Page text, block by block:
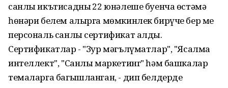
санлы икътисадның 22 юнәлеше буенча өстәмә
һөнәри белем алырга мөмкинлек бирүче бер мең
персональ санлы сертификат алды.
Сертификатлар - "Зур мәгълүматлар", "Ясалма
интеллект", "Санлы маркетинг" һәм башкалар
темаларга багышланган, - дип белдерде